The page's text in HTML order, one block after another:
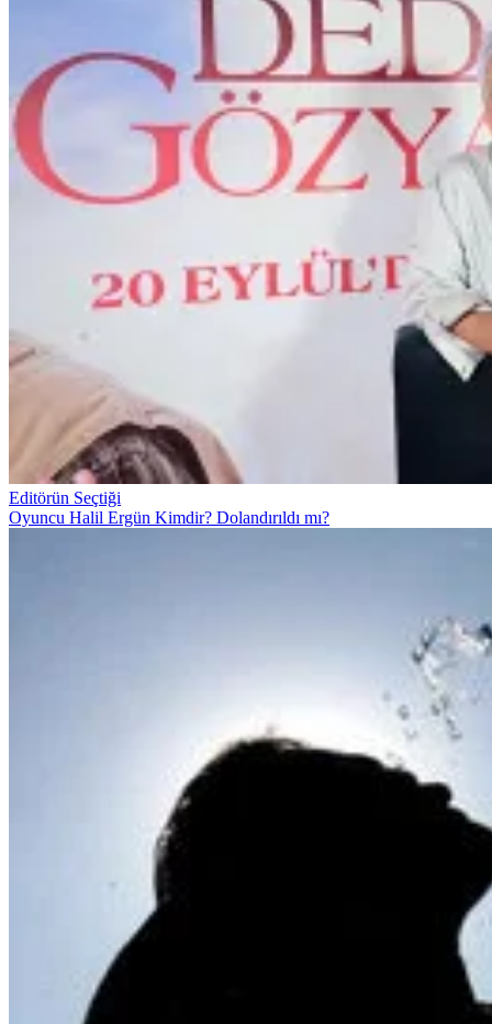
Editörün Seçtiği
Oyuncu Halil Ergün Kimdir? Dolandırıldı mı?